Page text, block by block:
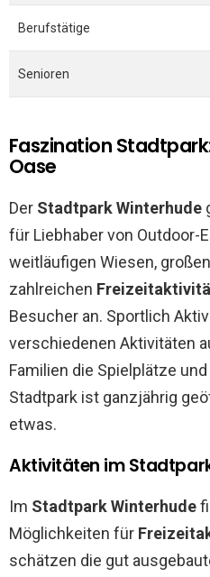
Berufstätige
Senioren
Faszination
Oase
Der Stadtpark Winterhude
für Liebhaber von Outdoor-
weitläufigen Wiesen,
zahlreichen
Besucher an. Sportlich
verschiedenen Aktivitäten
Familien die Spielplätze
Stadtpark ist ganzjährig
etwas.
Aktivitäten im
Im Stadtpark Winterhude
Möglichkeiten für
schätzen die gut